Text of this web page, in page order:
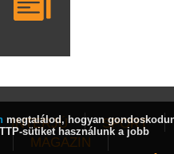
INTERJÚ
SPORT
MAGAZIN
megtalálod, hogyan
sütiket használunk a jobb